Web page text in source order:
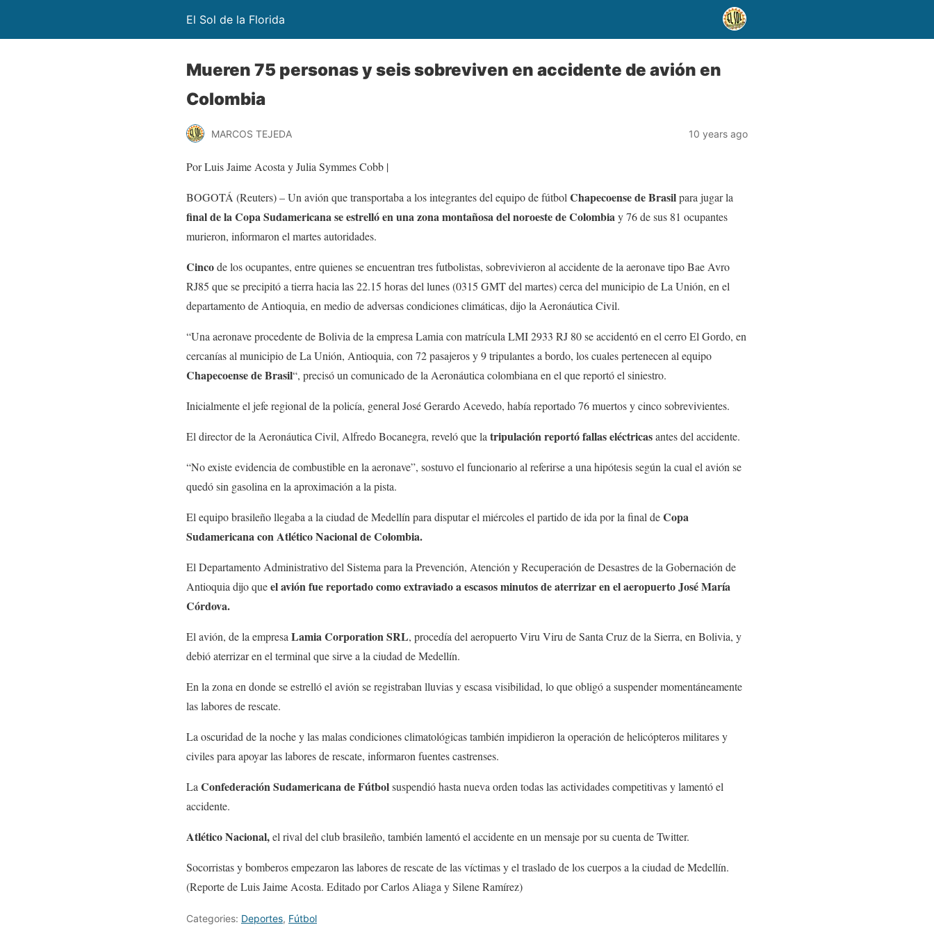
El Sol de la Florida
Mueren 75 personas y seis sobreviven en accidente de avión en
Colombia
MARCOS TEJEDA 10 years ago
Por Luis Jaime Acosta y Julia Symmes Cobb |
BOGOTÁ (Reuters) – Un avión que transportaba a los integrantes del equipo de fútbol Chapecoense de Brasilpara jugar la
final de la Copa Sudamericana se estrelló en una zona montañosa del noroeste de Colombiay 76 de sus 81 ocupantes
murieron, informaron el martes autoridades.
Cincode los ocupantes, entre quienes se encuentran tres futbolistas, sobrevivieron al accidente de la aeronave tipo Bae Avro
RJ85 que se precipitó a tierra hacia las 22.15 horas del lunes (0315 GMT del martes) cerca del municipio de La Unión, en el
departamento de Antioquia, en medio de adversas condiciones climáticas, dijo la Aeronáutica Civil.
“Una aeronave procedente de Bolivia de la empresa Lamia con matrícula LMI 2933 RJ 80 se accidentó en el cerro El Gordo, en
cercanías al municipio de La Unión, Antioquia, con 72 pasajeros y 9 tripulantes a bordo, los cuales pertenecen al equipo
Chapecoense de Brasil“, precisó un comunicado de la Aeronáutica colombiana en el que reportó el siniestro.
Inicialmente el jefe regional de la policía, general José Gerardo Acevedo, había reportado 76 muertos y cinco sobrevivientes.
El director de la Aeronáutica Civil, Alfredo Bocanegra, reveló que la tripulación reportó fallas eléctricasantes del accidente.
“No existe evidencia de combustible en la aeronave”, sostuvo el funcionario al referirse a una hipótesis según la cual el avión se
quedó sin gasolina en la aproximación a la pista.
El equipo brasileño llegaba a la ciudad de Medellín para disputar el miércoles el partido de ida por la final deCopa
Sudamericana con Atlético Nacional de Colombia.
El Departamento Administrativo del Sistema para la Prevención, Atención y Recuperación de Desastres de la Gobernación de
Antioquia dijo queel avión fue reportado como extraviado a escasos minutos de aterrizar en el aeropuerto José María
Córdova.
El avión, de la empresa Lamia Corporation SRL, procedía del aeropuerto Viru Viru de Santa Cruz de la Sierra, en Bolivia, y
debió aterrizar en el terminal que sirve a la ciudad de Medellín.
En la zona en donde se estrelló el avión se registraban lluvias y escasa visibilidad, lo que obligó a suspender momentáneamente
las labores de rescate.
La oscuridad de la noche y las malas condiciones climatológicas también impidieron la operación de helicópteros militares y
civiles para apoyar las labores de rescate, informaron fuentes castrenses.
La Confederación Sudamericana de Fútbolsuspendió hasta nueva orden todas las actividades competitivas y lamentó el
accidente.
Atlético Nacional,el rival del club brasileño, también lamentó el accidente en un mensaje por su cuenta de Twitter.
Socorristas y bomberos empezaron las labores de rescate de las víctimas y el traslado de los cuerpos a la ciudad de Medellín.
(Reporte de Luis Jaime Acosta. Editado por Carlos Aliaga y Silene Ramírez)
Categories: Deportes, Fútbol